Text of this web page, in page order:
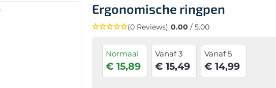
Ergonomische ringpen
(0 Reviews) 0.00 / 5.00
Normaal
€ 15,89
Vanaf 3
€ 15,49
Vanaf 5
€ 14,99